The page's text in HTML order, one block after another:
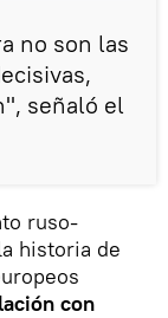
no son las
señaló el
ruso-
historia de
con